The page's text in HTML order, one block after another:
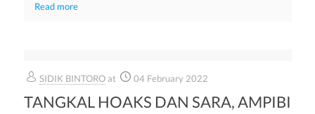
Read more
SIDIK BINTORO at 04 February 2022
TANGKAL HOAKS DAN SARA, AMPIBI